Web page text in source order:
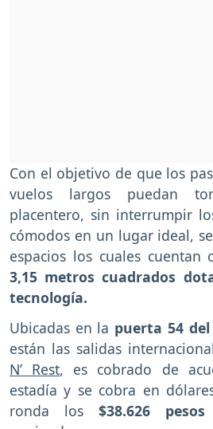
Con el objetivo de que los
vuelos largos puedan
placentero, sin interrumpir
cómodos en un lugar ideal,
espacios los cuales cuentan
3,15 metros cuadrados
tecnología.
Ubicadas en la puerta 54
están las salidas
N’ Rest, es cobrado de
estadía y se cobra en
ronda los $38.626